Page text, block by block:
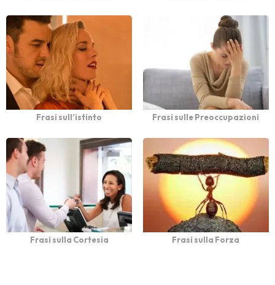
Frasi sull’istinto Frasi sulle Preoccupazioni
Frasi sulla Cortesia Frasi sulla Forza